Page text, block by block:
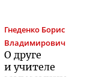
Гнеденко Борис
Владимирович
О друге
и учителе